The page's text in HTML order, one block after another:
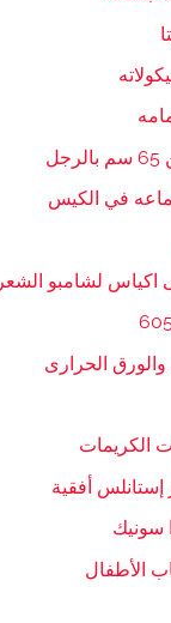
في الكيس
اكياس لشامبو الشعر
الحرارى
الكريمات
أفقية
سونيك
الأطفال